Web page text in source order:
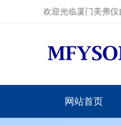
欢迎光临厦门美弗仪
网站首页